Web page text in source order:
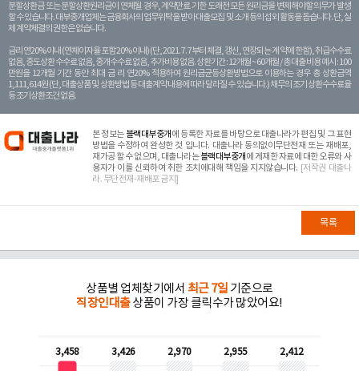
분할상환금 또는 분할상환원리금이 연체될 경우, 계약만료 기한 도래전 모든 원리금을 변제해야할 의무가 발생
할 수 있습니다. 대부중개업체는 금융회사의 업무위탁을 받아 대출모집 및 소개 등의 섭외 활동을 돕습니다. 단, 실
제 계약체결의 권한은 없습니다.
금리 연20% 이내 (연체이자율 포함 20% 이내) (단, 2021. 7. 7부터 체결, 갱신, 연장되는 계 약에 한함), 취급수수료
없음, 중도상환 수수료 없음, 중개수수료 없음, 추가비용 없음. 상환기간 : 12개월 ~ 60개월 / 총 대출 비용 예시 : 100
만원을 12개월 기간 동안 최대 금 리 연20% 적용하여 원리금균등상환방법으로 이용하는 경우 총 상환금액
1,111,614원 (단, 대출상품 및 상환방법 등 대출계약 내용에 따라 달라질 수 있습니다.) 채무의 조기 상환수수료율
등 조기상환조건 없음.
본 정보는 블랙대부중개 에 등록한 자료를 바탕으로 대출나라가 편집 및 그 표현
방법을 수정하여 완성한 것 입니다. 대출나라 동의없이무단전재 또는 재배포,
재가공 할 수 없으며, 대출나라는블랙대부중개 에 게재한 자료에 대한 오류와 사
용자가 이를 신뢰하여 취한 조치에대해 책임을 지지않습니다. [저작권 대출나
라. 무단전재-재배포 금지]
목록
상품별 업체찾기에서 최근 7일 기준으로
직장인대출상품이 가장 클릭수가 많았어요!
3,458 3,426 2,970 2,955 2,412